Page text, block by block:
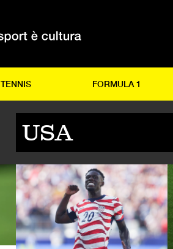
TENNIS FORMULA 1
USA
CALCIO